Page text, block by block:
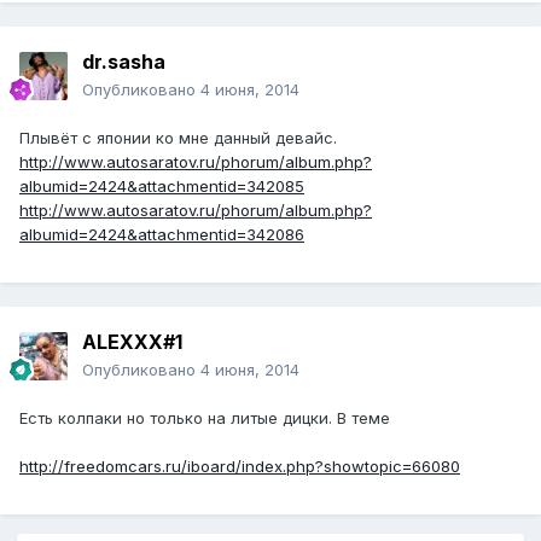
dr.sasha
Опубликовано 4 июня, 2014
Плывёт с японии ко мне данный девайс.
http://www.autosaratov.ru/phorum/album.php?
albumid=2424&attachmentid=342085
http://www.autosaratov.ru/phorum/album.php?
albumid=2424&attachmentid=342086
ALEXXX#1
Опубликовано 4 июня, 2014
Есть колпаки но только на литые дицки. В теме
http://freedomcars.ru/iboard/index.php?showtopic=66080